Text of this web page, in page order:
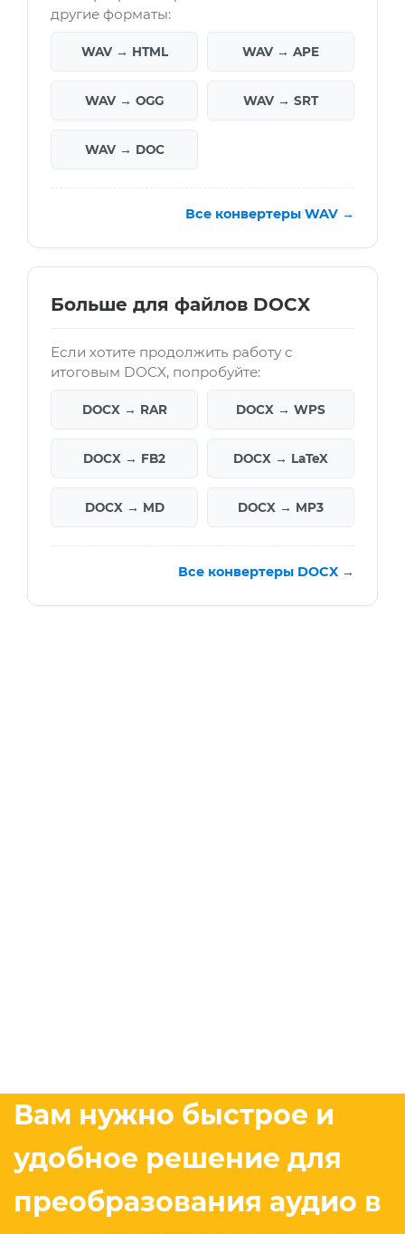
другие форматы:
WAV → HTML WAV → APE
WAV → OGG WAV → SRT
WAV → DOC
Все конвертеры WAV →
Больше для файлов DOCX
Если хотите продолжить работу с
итоговым DOCX, попробуйте:
DOCX → RAR DOCX → WPS
DOCX → FB2 DOCX → LaTeX
DOCX → MD DOCX → MP3
Все конвертеры DOCX →
Вам нужно быстрое и
удобное решение для
преобразования аудио в